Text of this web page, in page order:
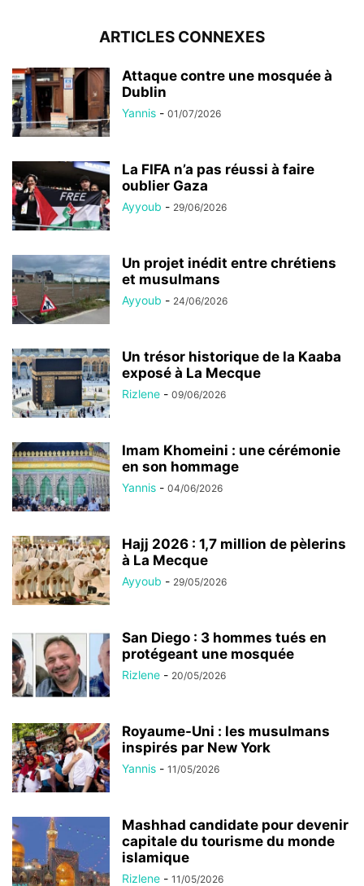
ARTICLES CONNEXES
Attaque contre une mosquée à
Dublin
Yannis - 01/07/2026
La FIFA n’a pas réussi à faire
oublier Gaza
Ayyoub - 29/06/2026
Un projet inédit entre chrétiens
et musulmans
Ayyoub - 24/06/2026
Un trésor historique de la Kaaba
exposé à La Mecque
Rizlene - 09/06/2026
Imam Khomeini : une cérémonie
en son hommage
Yannis - 04/06/2026
Hajj 2026 : 1,7 million de pèlerins
à La Mecque
Ayyoub - 29/05/2026
San Diego : 3 hommes tués en
protégeant une mosquée
Rizlene - 20/05/2026
Royaume-Uni : les musulmans
inspirés par New York
Yannis - 11/05/2026
Mashhad candidate pour devenir
capitale du tourisme du monde
islamique
Rizlene - 11/05/2026